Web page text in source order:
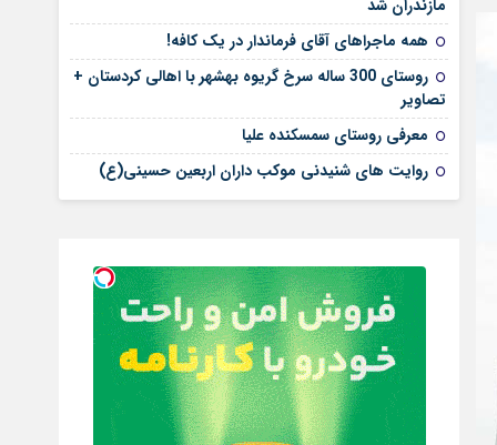
مازندران شد
همه ماجراهای آقای فرماندار در یک کافه!
روستای 300 ساله سرخ ‌گریوه بهشهر با اهالی کردستان +
تصاویر
معرفی روستای سمسکنده علیا
روایت های شنیدنی موکب داران اربعین حسینی(ع)